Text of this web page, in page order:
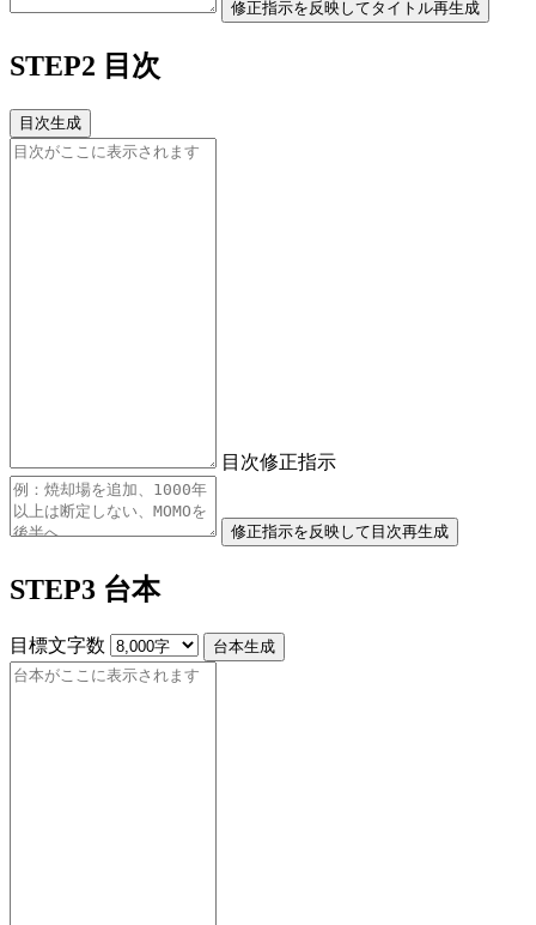
修正指示を反映してタイトル再生成
STEP2 目次
目次生成
目次修正指示
修正指示を反映して目次再生成
STEP3 台本
目標文字数 台本生成